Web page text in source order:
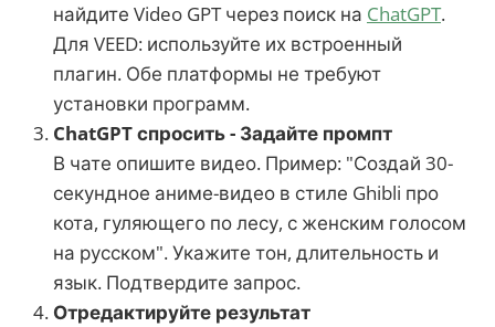
найдите Video GPT через поиск на ChatGPT.
Для VEED: используйте их встроенный
плагин. Обе платформы не требуют
установки программ.
ChatGPT спросить - Задайте промпт
В чате опишите видео. Пример: "Создай 30-
секундное аниме-видео в стиле Ghibli про
кота, гуляющего по лесу, с женским голосом
на русском". Укажите тон, длительность и
язык. Подтвердите запрос.
Отредактируйте результат